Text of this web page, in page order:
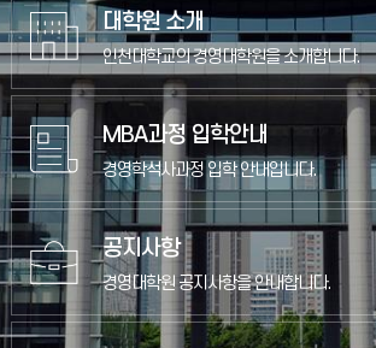
대학원 소개
인천대학교의 경영대학원을 소개합니다.
MBA과정 입학안내
경영학석사과정 입학 안내입니다.
공지사항
경영대학원 공지사항을 안내합니다.